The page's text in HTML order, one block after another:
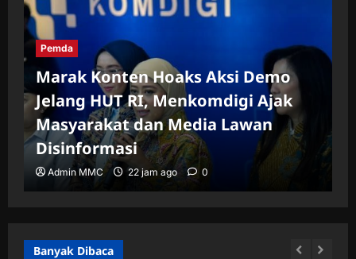
Pemda
Marak Konten Hoaks Aksi Demo
Jelang HUT RI, Menkomdigi Ajak
Masyarakat dan Media Lawan
Disinformasi
Admin MMC 22 jam ago 0
Banyak Dibaca